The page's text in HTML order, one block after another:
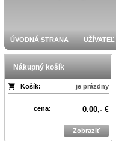
ÚVODNÁ STRANA UŽÍVATEĽ
Nákupný košík
Košík: je prázdny
cena: 0.00,- €
Zobraziť